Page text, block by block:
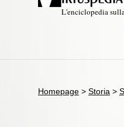
L'enciclopedia
Homepage > Storia >